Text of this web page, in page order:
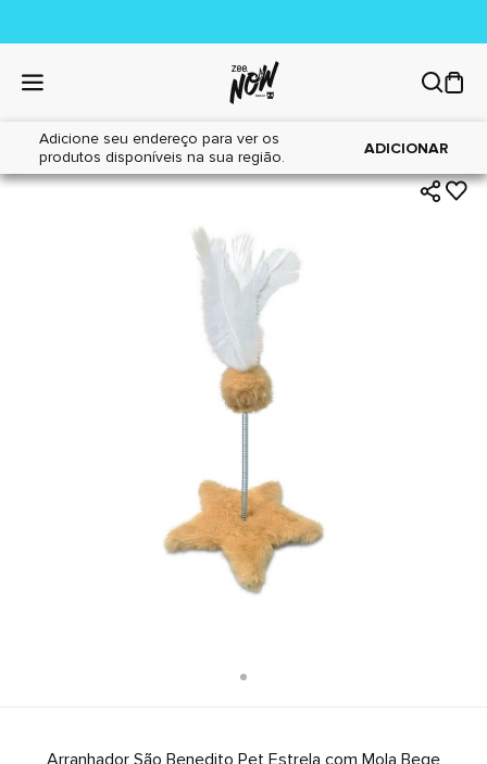
Adicione seu endereço para ver os
produtos disponíveis na sua região.
ADICIONAR
Home|Gatos|Brinquedos
Arranhador São Benedito Pet Estrela com Mola Bege